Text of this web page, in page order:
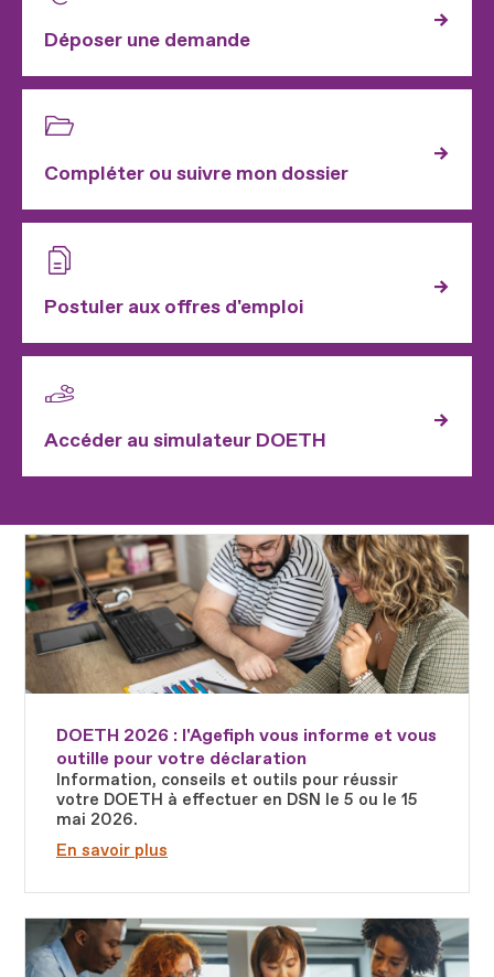
Déposer une demande
Compléter ou suivre mon dossier
Postuler aux offres d'emploi
Accéder au simulateur DOETH
DOETH 2026 : l'Agefiph vous informe et vous
outille pour votre déclaration
Information, conseils et outils pour réussir
votre DOETH à effectuer en DSN le 5 ou le 15
mai 2026.
En savoir plus
Fichier
Fichier